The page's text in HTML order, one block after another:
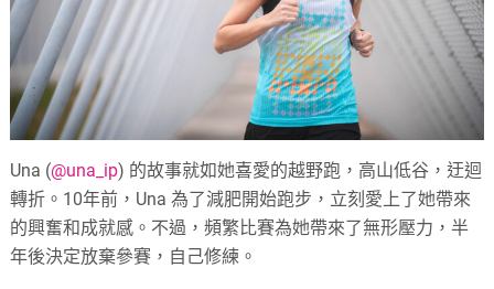
Una (@una_ip) 的故事就如她喜愛的越野跑，高山低谷，迂迴
轉折。10年前，Una 為了減肥開始跑步，立刻愛上了她帶來
的興奮和成就感。不過，頻繁比賽為她帶來了無形壓力，半
年後決定放棄參賽，自己修練。